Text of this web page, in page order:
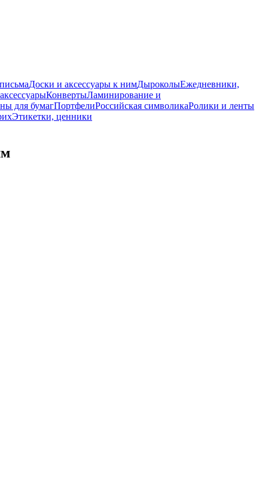
Доски и аксессуары к нимДыроколыЕжедневники,
КонвертыЛаминирование и
для бумагПортфелиРоссийская символикаРолики и ленты
Этикетки, ценники